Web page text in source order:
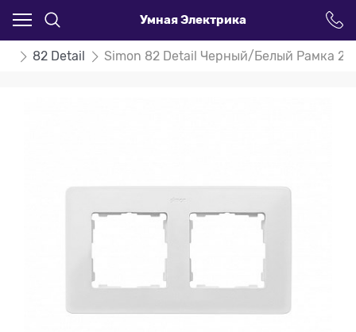
Умная Электрика
82 Detail Simon 82 Detail Черный/Белый Рамка 2-